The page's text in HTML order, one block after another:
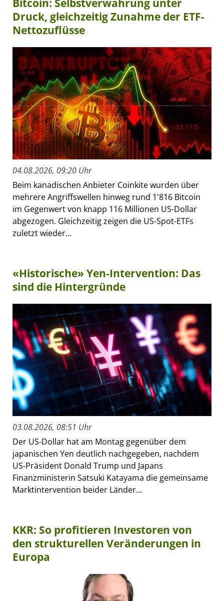
Bitcoin: Selbstverwahrung unter
Druck, gleichzeitig Zunahme der ETF-
Nettozuflüsse
04.08.2026, 09:20 Uhr
Beim kanadischen Anbieter Coinkite wurden über
mehrere Angriffswellen hinweg rund 1'816 Bitcoin
im Gegenwert von knapp 116 Millionen US-Dollar
abgezogen. Gleichzeitig zeigen die US-Spot-ETFs
zuletzt wieder...
«Historische» Yen-Intervention: Das
sind die Hintergründe
03.08.2026, 08:51 Uhr
Der US-Dollar hat am Montag gegenüber dem
japanischen Yen deutlich nachgegeben, nachdem
US-Präsident Donald Trump und Japans
Finanzministerin Satsuki Katayama die gemeinsame
Marktintervention beider Länder...
KKR: So profitieren Investoren von
den strukturellen Veränderungen in
Europa